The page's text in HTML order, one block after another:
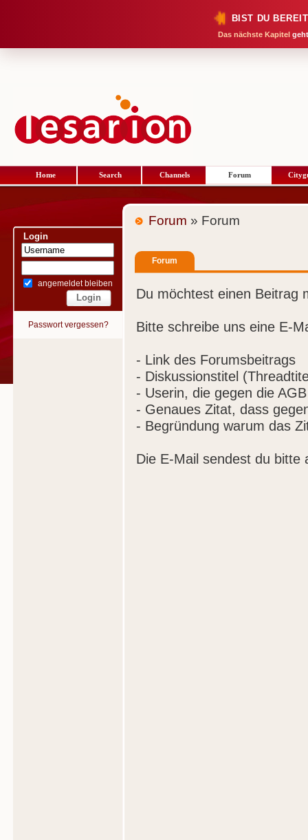
BIST DU
Das nächste Kapitel
Home Search Channels Forum
Login
angemeldet bleiben
Passwort vergessen?
Forum » Forum
Forum
Du möchtest einen Beitrag
Bitte schreibe uns eine E-
- Link des Forumsbeitrags
- Diskussionstitel
- Userin, die gegen die
- Genaues Zitat, dass
- Begründung warum das
Die E-Mail sendest du bitte